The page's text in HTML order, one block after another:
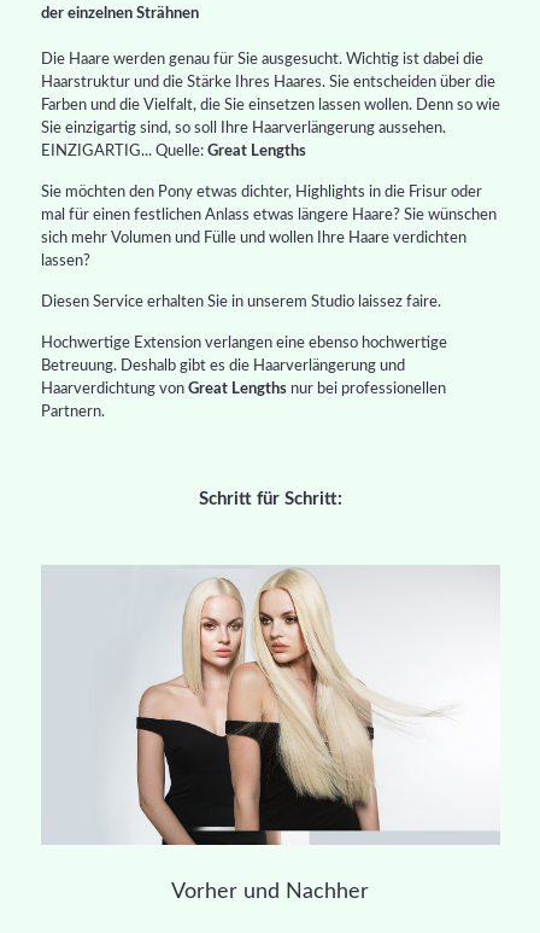
der einzelnen Strähnen
Die Haare werden genau für Sie ausgesucht. Wichtig ist dabei die
Haarstruktur und die Stärke Ihres Haares. Sie entscheiden über die
Farben und die Vielfalt, die Sie einsetzen lassen wollen. Denn so wie
Sie einzigartig sind, so soll Ihre Haarverlängerung aussehen.
EINZIGARTIG... Quelle: Great Lengths
Sie möchten den Pony etwas dichter, Highlights in die Frisur oder
mal für einen festlichen Anlass etwas längere Haare? Sie wünschen
sich mehr Volumen und Fülle und wollen Ihre Haare verdichten
lassen?
Diesen Service erhalten Sie in unserem Studio laissez faire.
Hochwertige Extension verlangen eine ebenso hochwertige
Betreuung. Deshalb gibt es die Haarverlängerung und
Haarverdichtung von Great Lengthsnur bei professionellen
Partnern.
Schritt für Schritt:
Vorher und Nachher